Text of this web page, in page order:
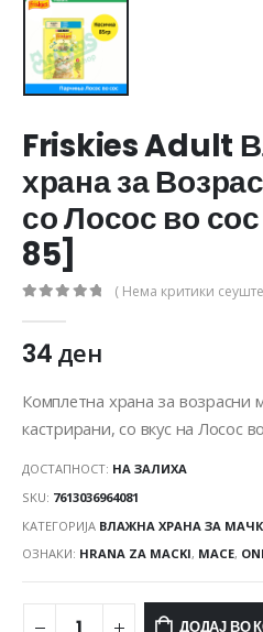
Friskies Adult
храна за
со Лосос во
85]
( Нема критики
34ден
Комплетна храна за возрасни
кастрирани, со вкус на Лосос
ДОСТАПНОСТ: НА ЗАЛИХА
SKU: 7613036964081
КАТЕГОРИЈА ВЛАЖНА ХРАНА ЗА
ОЗНАКИ: HRANA ZA MACKI, MACE,
ДОДАЈ ВО